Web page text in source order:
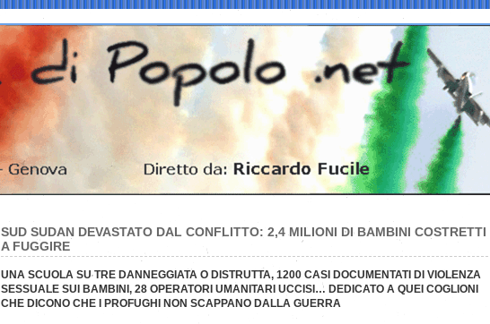
SUD SUDAN DEVASTATO DAL CONFLITTO: 2,4 MILIONI DI BAMBINI COSTRETTI
A FUGGIRE
UNA SCUOLA SU TRE DANNEGGIATA O DISTRUTTA, 1200 CASI DOCUMENTATI DI VIOLENZA
SESSUALE SUI BAMBINI, 28 OPERATORI UMANITARI UCCISI… DEDICATO A QUEI COGLIONI
CHE DICONO CHE I PROFUGHI NON SCAPPANO DALLA GUERRA